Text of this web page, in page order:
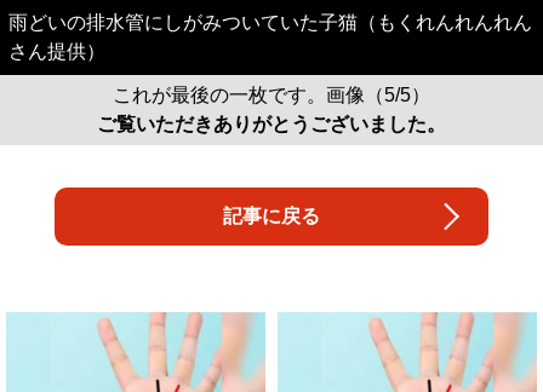
雨どいの排水管にしがみついていた子猫（もくれんれんれん
さん提供）
これが最後の一枚です。画像（5/5）
ご覧いただきありがとうございました。
記事に戻る